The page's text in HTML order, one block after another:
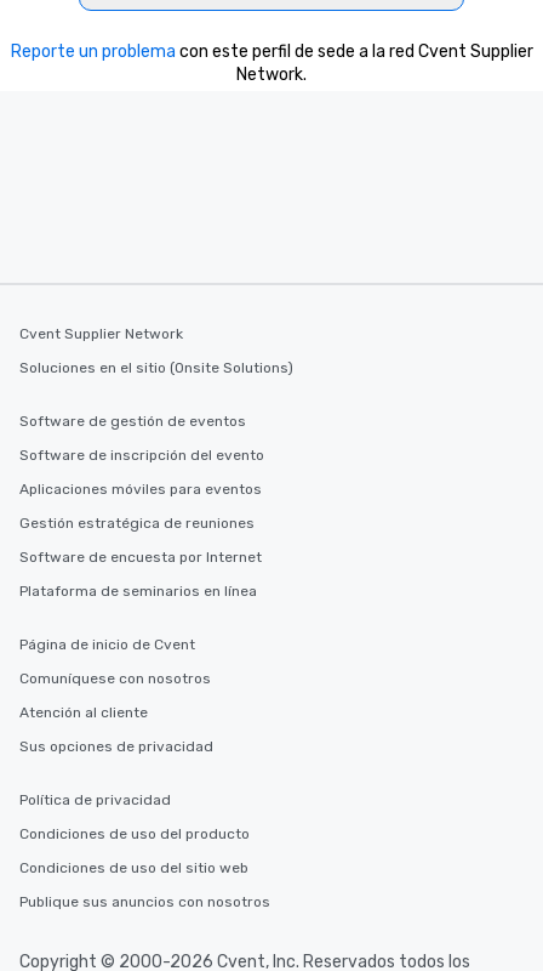
Reporte un problema con este perfil de sede a la red Cvent Supplier
Network.
Cvent Supplier Network
Soluciones en el sitio (Onsite Solutions)
Software de gestión de eventos
Software de inscripción del evento
Aplicaciones móviles para eventos
Gestión estratégica de reuniones
Software de encuesta por Internet
Plataforma de seminarios en línea
Página de inicio de Cvent
Comuníquese con nosotros
Atención al cliente
Sus opciones de privacidad
Política de privacidad
Condiciones de uso del producto
Condiciones de uso del sitio web
Publique sus anuncios con nosotros
Copyright © 2000-2026 Cvent, Inc. Reservados todos los